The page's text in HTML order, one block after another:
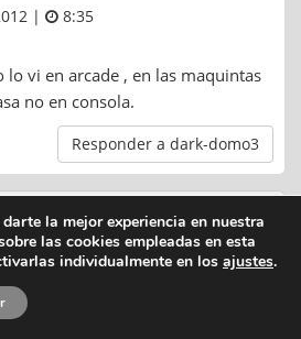
| 8:35
lo vi en arcade , en las maquintas
no en consola.
Responder a dark-domo3
no será publicada. Los campos
la mejor experiencia en nuestra
las cookies empleadas en esta
individualmente en los ajustes.